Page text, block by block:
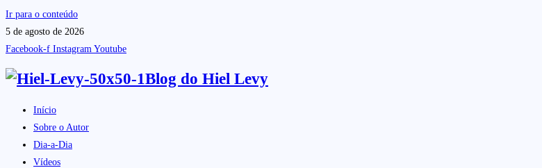
Ir para o conteúdo
5 de agosto de 2026
Facebook-f Instagram Youtube
Blog do Hiel Levy
Início
Sobre o Autor
Dia-a-Dia
Vídeos